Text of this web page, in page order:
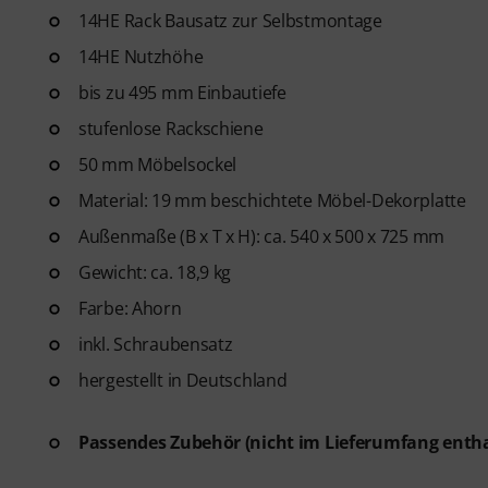
14HE Rack Bausatz zur Selbstmontage
14HE Nutzhöhe
bis zu 495 mm Einbautiefe
stufenlose Rackschiene
50 mm Möbelsockel
Material: 19 mm beschichtete Möbel-Dekorplatte
Außenmaße (B x T x H): ca. 540 x 500 x 725 mm
Gewicht: ca. 18,9 kg
Farbe: Ahorn
inkl. Schraubensatz
hergestellt in Deutschland
Passendes Zubehör (nicht im Lieferumfang